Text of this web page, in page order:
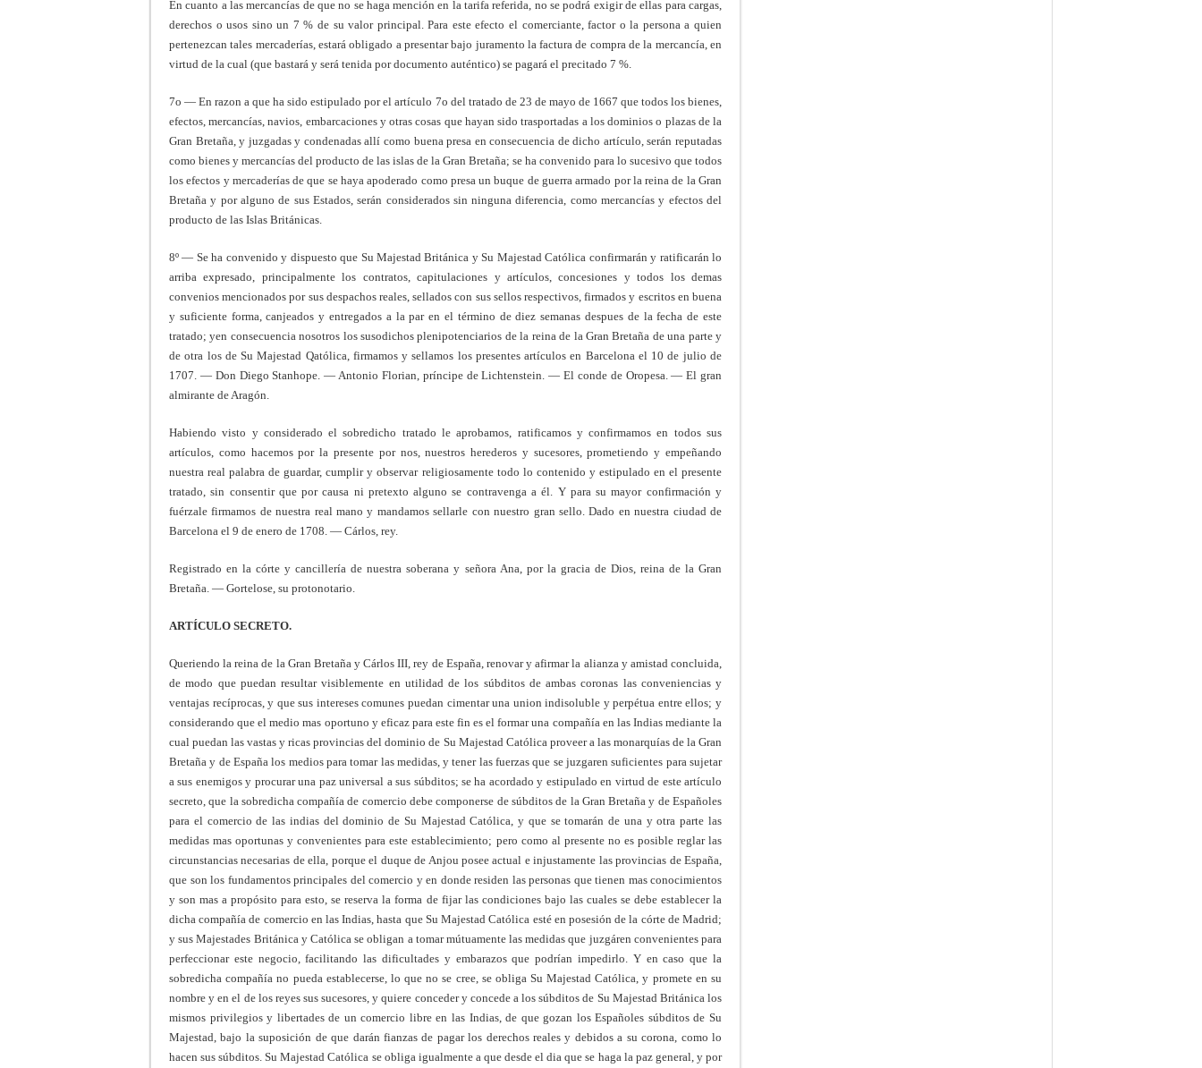
En cuanto a las mercancías de que no se haga mención en la tarifa referida, no se podrá exigir de ellas para cargas,
derechos o usos sino un 7 % de su valor principal. Para este efecto el comerciante, factor o la persona a quien
pertenezcan tales mercaderías, estará obligado a presentar bajo juramento la factura de compra de la mercancía, en
virtud de la cual (que bastará y será tenida por documento auténtico) se pagará el precitado 7 %.
7o — En razon a que ha sido estipulado por el artículo 7o del tratado de 23 de mayo de 1667 que todos los bienes,
efectos, mercancías, navios, embarcaciones y otras cosas que hayan sido trasportadas a los dominios o plazas de la
Gran Bretaña, y juzgadas y condenadas allí como buena presa en consecuencia de dicho artículo, serán reputadas
como bienes y mercancías del producto de las islas de la Gran Bretaña; se ha convenido para lo sucesivo que todos
los efectos y mercaderías de que se haya apoderado como presa un buque de guerra armado por la reina de la Gran
Bretaña y por alguno de sus Estados, serán considerados sin ninguna diferencia, como mercancías y efectos del
producto de las Islas Británicas.
8º — Se ha convenido y dispuesto que Su Majestad Británica y Su Majestad Católica confirmarán y ratificarán lo
arriba expresado, principalmente los contratos, capitulaciones y artículos, concesiones y todos los demas
convenios mencionados por sus despachos reales, sellados con sus sellos respectivos, firmados y escritos en buena
y suficiente forma, canjeados y entregados a la par en el término de diez semanas despues de la fecha de este
tratado; yen consecuencia nosotros los susodichos plenipotenciarios de la reina de la Gran Bretaña de una parte y
de otra los de Su Majestad Qatólica, firmamos y sellamos los presentes artículos en Barcelona el 10 de julio de
1707. — Don Diego Stanhope. — Antonio Florian, príncipe de Lichtenstein. — El conde de Oropesa. — El gran
almirante de Aragón.
Habiendo visto y considerado el sobredicho tratado le aprobamos, ratificamos y confirmamos en todos sus
artículos, como hacemos por la presente por nos, nuestros herederos y sucesores, prometiendo y empeñando
nuestra real palabra de guardar, cumplir y observar religiosamente todo lo contenido y estipulado en el presente
tratado, sin consentir que por causa ni pretexto alguno se contravenga a él. Y para su mayor confirmación y
fuérzale firmamos de nuestra real mano y mandamos sellarle con nuestro gran sello. Dado en nuestra ciudad de
Barcelona el 9 de enero de 1708. — Cárlos, rey.
Registrado en la córte y cancillería de nuestra soberana y señora Ana, por la gracia de Dios, reina de la Gran
Bretaña. — Gortelose, su protonotario.
ARTÍCULO SECRETO.
Queriendo la reina de la Gran Bretaña y Cárlos III, rey de España, renovar y afirmar la alianza y amistad concluida,
de modo que puedan resultar visiblemente en utilidad de los súbditos de ambas coronas las conveniencias y
ventajas recíprocas, y que sus intereses comunes puedan cimentar una union indisoluble y perpétua entre ellos; y
considerando que el medio mas oportuno y eficaz para este fin es el formar una compañía en las Indias mediante la
cual puedan las vastas y ricas provincias del dominio de Su Majestad Católica proveer a las monarquías de la Gran
Bretaña y de España los medios para tomar las medidas, y tener las fuerzas que se juzgaren suficientes para sujetar
a sus enemigos y procurar una paz universal a sus súbditos; se ha acordado y estipulado en virtud de este artículo
secreto, que la sobredicha compañía de comercio debe componerse de súbditos de la Gran Bretaña y de Españoles
para el comercio de las indias del dominio de Su Majestad Católica, y que se tomarán de una y otra parte las
medidas mas oportunas y convenientes para este establecimiento; pero como al presente no es posible reglar las
circunstancias necesarias de ella, porque el duque de Anjou posee actual e injustamente las provincias de España,
que son los fundamentos principales del comercio y en donde residen las personas que tienen mas conocimientos
y son mas a propósito para esto, se reserva la forma de fijar las condiciones bajo las cuales se debe establecer la
dicha compañía de comercio en las Indias, hasta que Su Majestad Católica esté en posesión de la córte de Madrid;
y sus Majestades Británica y Católica se obligan a tomar mútuamente las medidas que juzgáren convenientes para
perfeccionar este negocio, facilitando las dificultades y embarazos que podrían impedirlo. Y en caso que la
sobredicha compañía no pueda establecerse, lo que no se cree, se obliga Su Majestad Católica, y promete en su
nombre y en el de los reyes sus sucesores, y quiere conceder y concede a los súbditos de Su Majestad Británica los
mismos privilegios y libertades de un comercio libre en las Indias, de que gozan los Españoles súbditos de Su
Majestad, bajo la suposición de que darán fianzas de pagar los derechos reales y debidos a su corona, como lo
hacen sus súbditos. Su Majestad Católica se obliga igualmente a que desde el dia que se haga la paz general, y por